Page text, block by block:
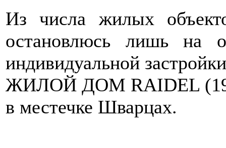
Из числа жилых
остановлюсь лишь на
индивидуальной
ЖИЛОЙ ДОМ RAIDEL
в местечке Шварцах.